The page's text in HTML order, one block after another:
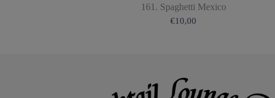
161. Spaghetti Mexico
€10,00